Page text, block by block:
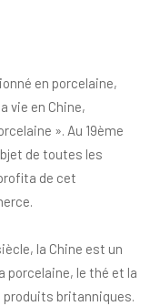
en porcelaine,
vie en Chine,
». Au 19ème
de toutes les
de cet
la Chine est un
porcelaine, le thé et la
produits britanniques.